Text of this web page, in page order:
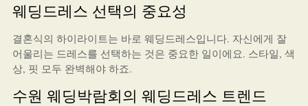
웨딩드레스 선택의 중요성
결혼식의 하이라이트는 바로 웨딩드레스입니다. 자신에게 잘
어울리는 드레스를 선택하는 것은 중요한 일이에요. 스타일, 색
상, 핏 모두 완벽해야 하죠.
수원 웨딩박람회의 웨딩드레스 트렌드